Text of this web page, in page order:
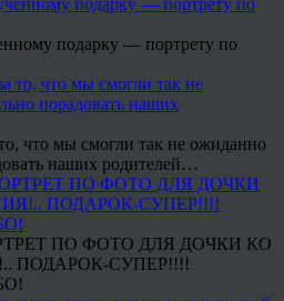
подарку — портрету по
что мы смогли так не ожиданно
наших родителей…
ПО ФОТО ДЛЯ ДОЧКИ КО
ПОДАРОК-СУПЕР!!!!